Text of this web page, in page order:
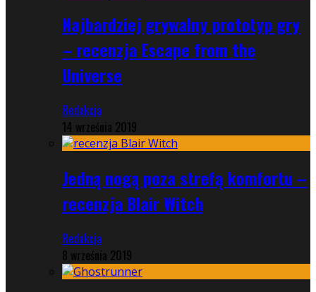
Najbardziej grywalny prototyp gry
– recenzja Escape from the
Universe
Redakcja
14 września 2019
Jedną nogą poza strefą komfortu –
recenzja Blair Witch
Redakcja
8 września 2019